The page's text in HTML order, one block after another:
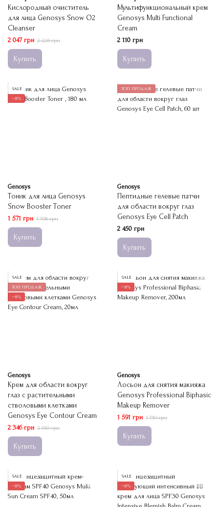
Кислородный очиститель
для лица Genosys Snow O2
Cleanser
2 047 грн 2 226 грн
Купить
Мультифункциональный крем
Genosys Multi Functional
Cream
2 110 грн
Купить
SALE
−8%
Genosys
Тоник для лица Genosys
Snow Booster Toner
1 571 грн 1 708 грн
Купить
ТОП ПРОДАЖ
Genosys
Пептидные гелевые патчи
для области вокруг глаз
Genosys Eye Cell Patch
2 450 грн
Купить
SALE
ТОП ПРОДАЖ
−8%
Genosys
Крем для области вокруг
глаз с растительными
стволовыми клетками
Genosys Eye Contour Cream
2 346 грн 2 550 грн
Купить
SALE
−8%
Genosys
Лосьон для снятия макияжа
Genosys Professional Biphasic
Makeup Remover
1 591 грн 1 730 грн
Купить
SALE
−8%
SALE
−8%